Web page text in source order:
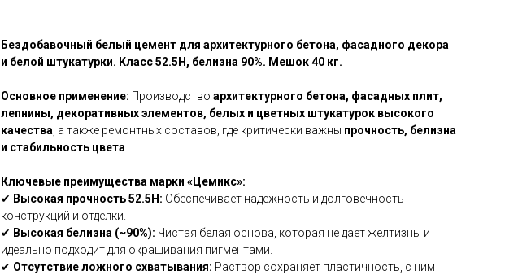
Бездобавочный белый цемент для архитектурного бетона, фасадного декора
и белой штукатурки. Класс 52.5Н, белизна 90%. Мешок 40 кг.
Основное применение: Производство архитектурного бетона, фасадных плит,
лепнины, декоративных элементов, белых и цветных штукатурок высокого
качества, а также ремонтных составов, где критически важны прочность, белизна
и стабильность цвета.
Ключевые преимущества марки «Цемикс»:
✔ Высокая прочность 52.5Н: Обеспечивает надежность и долговечность
конструкций и отделки.
✔ Высокая белизна (~90%): Чистая белая основа, которая не дает желтизны и
идеально подходит для окрашивания пигментами.
✔ Отсутствие ложного схватывания: Раствор сохраняет пластичность, с ним